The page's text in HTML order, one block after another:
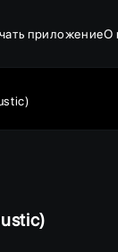
приложениеО